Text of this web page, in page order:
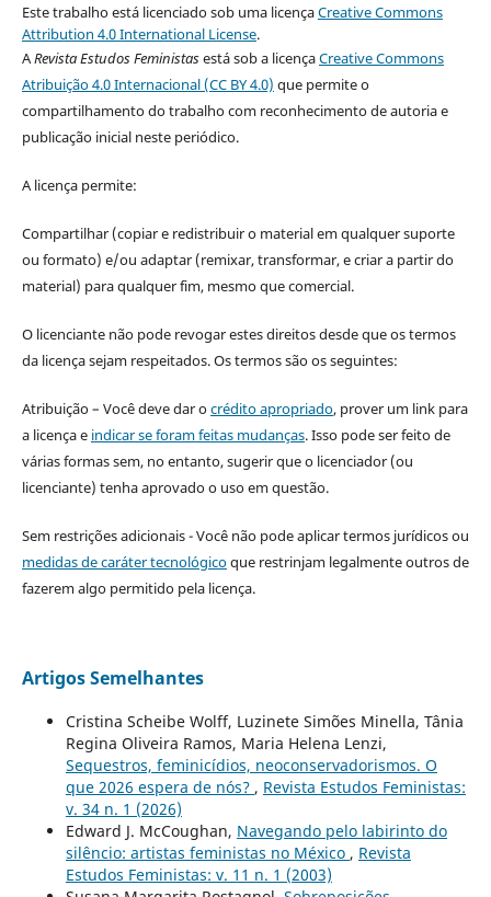
Este trabalho está licenciado sob uma licençaCreative Commons
Attribution 4.0 International License.
ARevista Estudos Feministasestá sob a licençaCreative Commons
Atribuição 4.0 Internacional (CC BY 4.0) que permite o
compartilhamento do trabalho com reconhecimento de autoria e
publicação inicial neste periódico.
A licença permite:
Compartilhar (copiar e redistribuir o material em qualquer suporte
ou formato) e/ou adaptar (remixar, transformar, e criar a partir do
material) para qualquer fim, mesmo que comercial.
O licenciante não pode revogar estes direitos desde que os termos
da licença sejam respeitados. Os termos são os seguintes:
Atribuição – Você deve dar ocrédito apropriado, prover um link para
a licença e indicar se foram feitas mudanças. Isso pode ser feito de
várias formas sem, no entanto, sugerir que o licenciador (ou
licenciante) tenha aprovado o uso em questão.
Sem restrições adicionais - Você não pode aplicar termos jurídicos ou
medidas de caráter tecnológicoque restrinjam legalmente outros de
fazerem algo permitido pela licença.
Artigos Semelhantes
Cristina Scheibe Wolff, Luzinete Simões Minella, Tânia
Regina Oliveira Ramos, Maria Helena Lenzi,
Sequestros, feminicídios, neoconservadorismos. O
que 2026 espera de nós? , Revista Estudos Feministas:
v. 34 n. 1 (2026)
Edward J. McCoughan, Navegando pelo labirinto do
silêncio: artistas feministas no México , Revista
Estudos Feministas: v. 11 n. 1 (2003)